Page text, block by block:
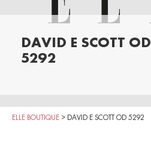
DAVID E SCOTT OD
5292
ELLE BOUTIQUE > DAVID E SCOTT OD 5292